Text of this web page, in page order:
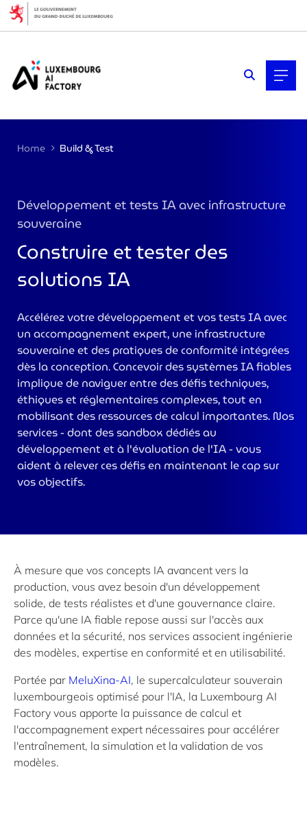
Home Build & Test
Développement et tests IA avec infrastructure
souveraine
Construire et tester des
solutions IA
Accélérez votre développement et vos tests IA avec
un accompagnement expert, une infrastructure
souveraine et des pratiques de conformité intégrées
dès la conception. Concevoir des systèmes IA fiables
implique de naviguer entre des défis techniques,
éthiques et réglementaires complexes, tout en
mobilisant des ressources de calcul importantes. Nos
services - dont des sandbox dédiés au
développement et à l'évaluation de l'IA - vous
aident à relever ces défis en maintenant le cap sur
vos objectifs.
À mesure que vos concepts IA avancent vers la
production, vous avez besoin d'un développement
solide, de tests réalistes et d'une gouvernance claire.
Parce qu'une IA fiable repose aussi sur l'accès aux
données et la sécurité, nos services associent ingénierie
des modèles, expertise en conformité et en utilisabilité.
Portée par MeluXina-AI, le supercalculateur souverain
luxembourgeois optimisé pour l'IA, la Luxembourg AI
Factory vous apporte la puissance de calcul et
l'accompagnement expert nécessaires pour accélérer
l'entraînement, la simulation et la validation de vos
modèles.
Cookies management panel